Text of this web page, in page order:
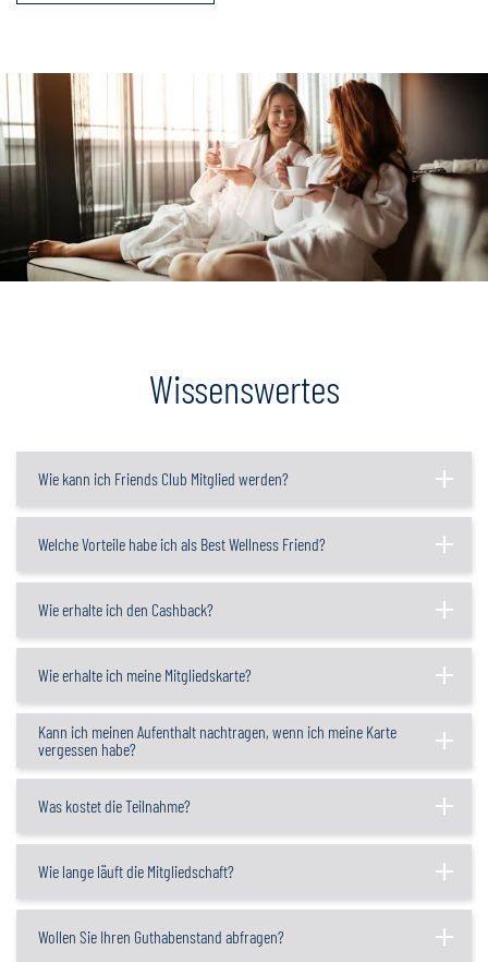
Wissenswertes
Wie kann ich Friends Club Mitglied werden?
Welche Vorteile habe ich als Best Wellness Friend?
Wie erhalte ich den Cashback?
Wie erhalte ich meine Mitgliedskarte?
Kann ich meinen Aufenthalt nachtragen, wenn ich meine Karte
vergessen habe?
Was kostet die Teilnahme?
Wie lange läuft die Mitgliedschaft?
Wollen Sie Ihren Guthabenstand abfragen?